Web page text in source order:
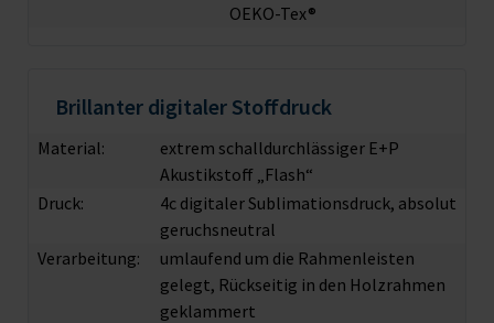
OEKO-Tex®
Brillanter digitaler Stoffdruck
Material:
extrem schalldurchlässiger E+P
Akustikstoff „Flash“
Druck:
4c digitaler Sublimationsdruck, absolut
geruchsneutral
Verarbeitung:
umlaufend um die Rahmenleisten
gelegt, Rückseitig in den Holzrahmen
geklammert